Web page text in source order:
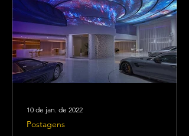
Postagens
10 de jan. de 2022